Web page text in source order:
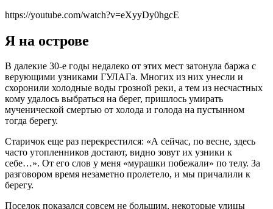
https://youtube.com/watch?v=eXyyDy0hgcE
Я на острове
В далекие 30-е годы недалеко от этих мест затонула баржа с
верующими узниками ГУЛАГа. Многих из них унесли и
схоронили холодные воды грозной реки, а тем из несчастных
кому удалось выбраться на берег, пришлось умирать
мученической смертью от холода и голода на пустынном
тогда берегу.
Старичок еще раз перекрестился: «А сейчас, по весне, здесь
часто утопленников достают, видно зовут их узники к
себе…». От его слов у меня «мурашки побежали» по телу. За
разговором время незаметно пролетело, и мы причалили к
берегу.
Поселок показался совсем не большим, некоторые улицы